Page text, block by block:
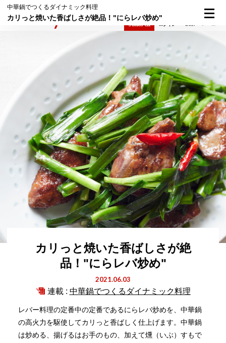
中華鍋でつくるダイナミック料理
カリっと焼いた香ばしさが絶品！"にらレバ炒め"
カリっと焼いた香ばしさが絶
品！"にらレバ炒め"
2021.06.03
連載 : 中華鍋でつくるダイナミック料理
レバー料理の定番中の定番であるにらレバ炒めを、中華鍋
の高火力を駆使してカリっと香ばしく仕上げます。中華鍋
は炒める、揚げるはお手のもの、加えて燻（いぶ）すもで